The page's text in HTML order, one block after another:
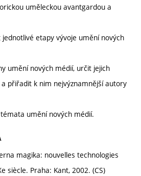
uměleckou avantgardou a
etapy vývoje umění nových
umění nových médií, určit jejich
přiřadit k nim nejvýznamnější autory
umění nových médií.
magika: nouvelles technologies
siècle. Praha: Kant, 2002. (CS)